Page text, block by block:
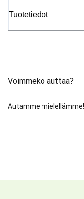
Tuotetiedot
Voimmeko auttaa?
Autamme mielellämme!